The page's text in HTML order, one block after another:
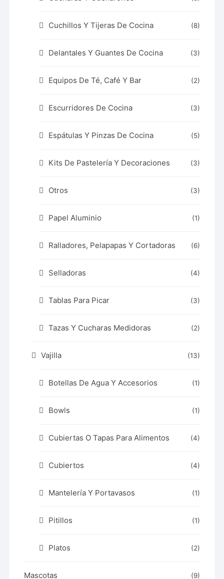
Cuchillos Y Tijeras De Cocina (8)
Delantales Y Guantes De Cocina (3)
Equipos De Té, Café Y Bar (2)
Escurridores De Cocina (3)
Espátulas Y Pinzas De Cocina (5)
Kits De Pastelería Y Decoraciones (3)
Otros (3)
Papel Aluminio (1)
Ralladores, Pelapapas Y Cortadoras (6)
Selladoras (4)
Tablas Para Picar (3)
Tazas Y Cucharas Medidoras (2)
Vajilla (13)
Botellas De Agua Y Accesorios (1)
Bowls (1)
Cubiertas O Tapas Para Alimentos (4)
Cubiertos (4)
Mantelería Y Portavasos (1)
Pitillos (1)
Platos (2)
Mascotas (9)